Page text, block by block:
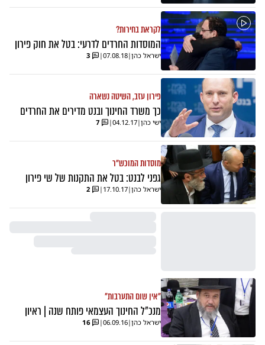
לקראת בחירות?
המוסדות החרדים לדרעי: בטל את חוק פירון
ישראל כהן|
07.08.18
|
3
פירון עזב, השיטה נשארה
כך משרד החינוך ובנט מדירים את החרדים
ישי כהן |
04.12.17
|
7
מוסדות המוכש"ר
גפני לבנט: בטל את התקנות של שי פירון
ישראל כהן|
17.10.17
|
2
"אין שום התערבות"
מנכ"ל החינוך העצמאי פותח שנה | ראיון
ישראל כהן|
06.09.16
|
16